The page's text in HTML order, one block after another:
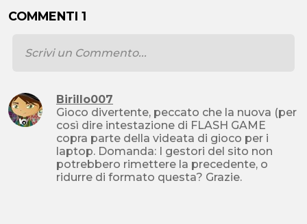
COMMENTI 1
Birillo007
Gioco divertente, peccato che la nuova (per
così dire intestazione di FLASH GAME
copra parte della videata di gioco per i
laptop. Domanda: I gestori del sito non
potrebbero rimettere la precedente, o
ridurre di formato questa? Grazie.